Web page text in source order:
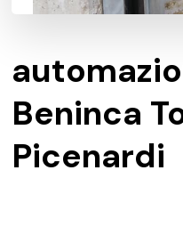
Beninca
Picenardi